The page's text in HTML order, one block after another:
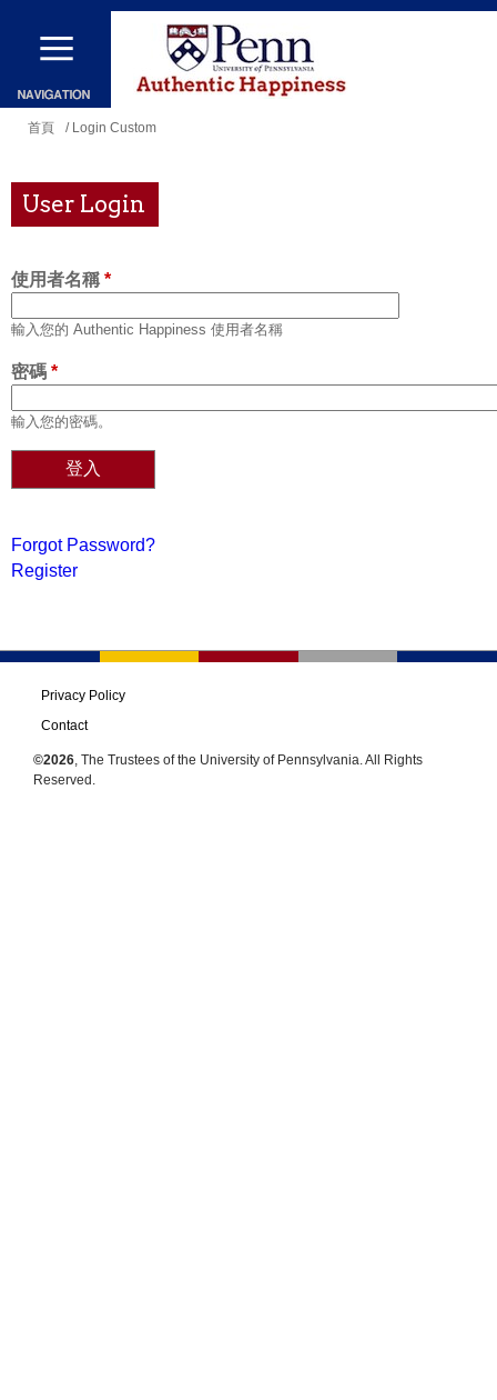
移
主
內
您
這
裡
首頁 / Login Custom
User Login
使用者名稱 *
輸入您的 Authentic Happiness 使用者名稱
密碼 *
輸入您的密碼。
Forgot Password?
Register
Privacy Policy
Contact
©2026, The Trustees of the University of Pennsylvania. All Rights
Reserved.